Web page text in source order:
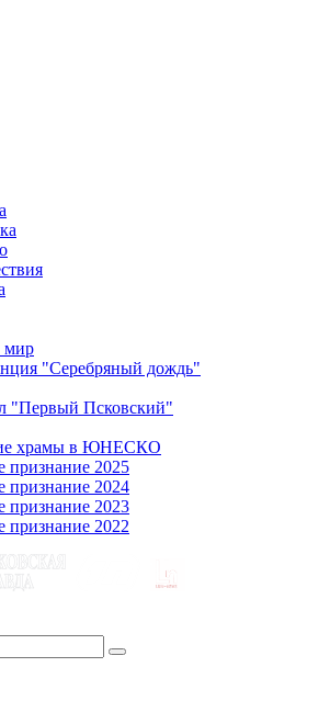
мир
"Серебряный дождь"
"Первый Псковский"
храмы в ЮНЕСКО
признание 2025
признание 2024
признание 2023
признание 2022